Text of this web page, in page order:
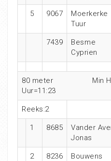
5 9067
Moerkerke
Tuur
7439
Besme
Cyprien
80 meter
Min
Uur=11:23
Reeks:2
1 8685
Vander
Jonas
2 8236
Bouwens